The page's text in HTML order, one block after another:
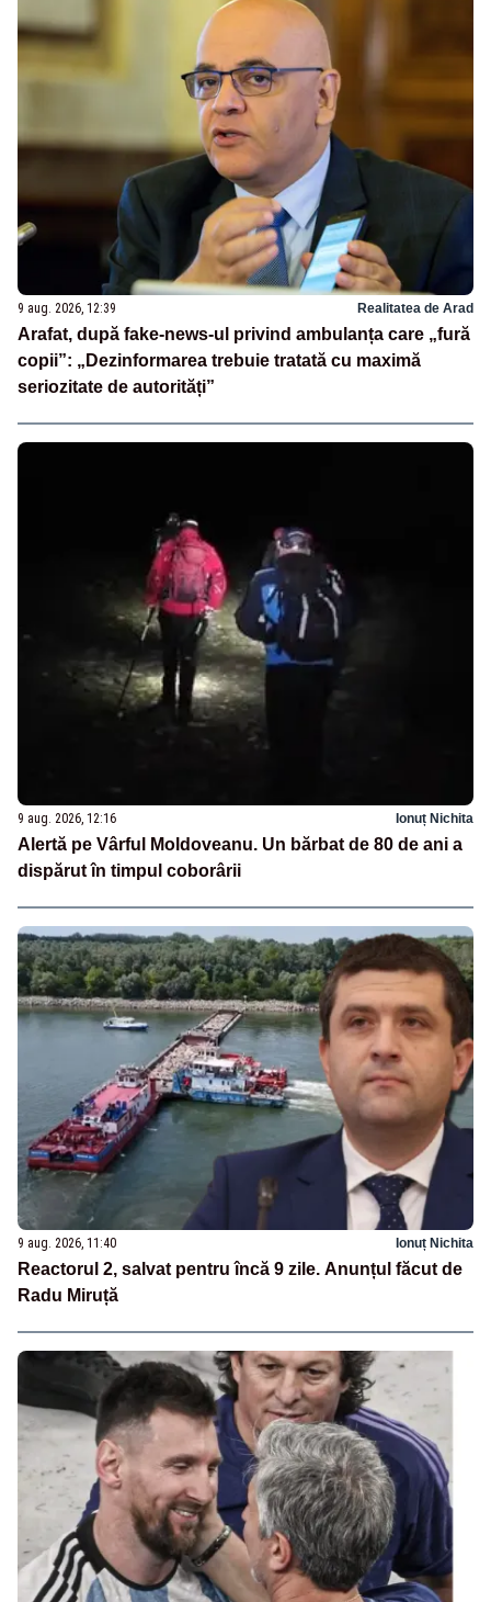
9 aug. 2026, 12:39 Realitatea de Arad
Arafat, după fake-news-ul privind ambulanța care „fură
copii”: „Dezinformarea trebuie tratată cu maximă
seriozitate de autorități”
9 aug. 2026, 12:16 Ionuț Nichita
Alertă pe Vârful Moldoveanu. Un bărbat de 80 de ani a
dispărut în timpul coborârii
9 aug. 2026, 11:40 Ionuț Nichita
Reactorul 2, salvat pentru încă 9 zile. Anunțul făcut de
Radu Miruță